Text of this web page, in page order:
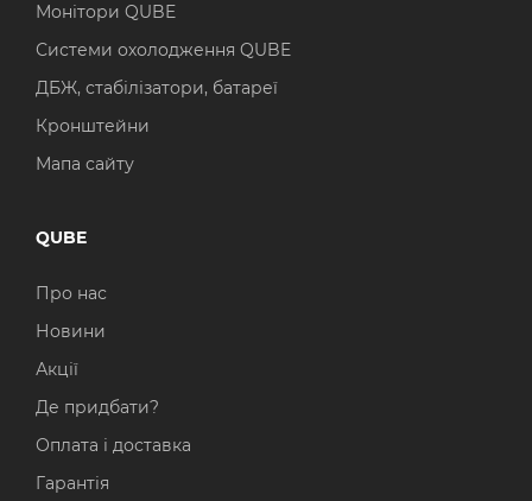
Монітори QUBE
Системи охолодження QUBE
ДБЖ, стабілізатори, батареї
Кронштейни
Мапа сайту
QUBE
Про нас
Новини
Акції
Де придбати?
Оплата і доставка
Гарантія